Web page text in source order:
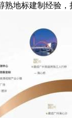
地标建制经验